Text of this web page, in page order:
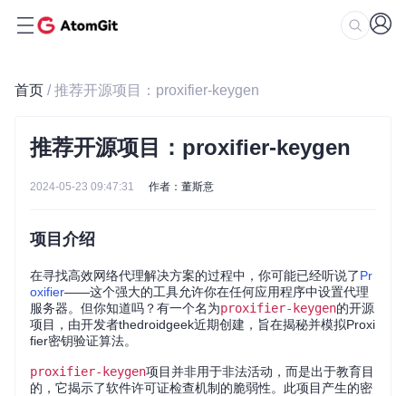
首页 / 推荐开源项目：proxifier-keygen
推荐开源项目：proxifier-keygen
2024-05-23 09:47:31 作者：董斯意
项目介绍
在寻找高效网络代理解决方案的过程中，你可能已经听说了Pr
oxifier——这个强大的工具允许你在任何应用程序中设置代理
服务器。但你知道吗？有一个名为proxifier-keygen的开源
项目，由开发者thedroidgeek近期创建，旨在揭秘并模拟Proxi
fier密钥验证算法。
proxifier-keygen项目并非用于非法活动，而是出于教育目
的，它揭示了软件许可证检查机制的脆弱性。此项目产生的密